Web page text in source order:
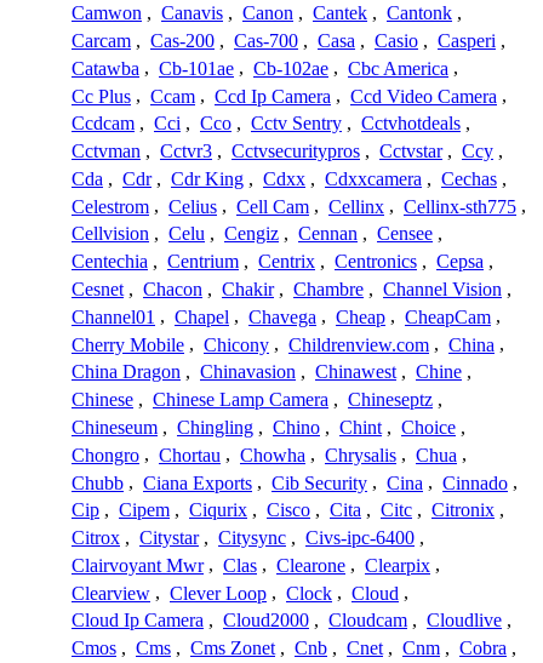
Camwon , Canavis , Canon , Cantek , Cantonk ,
Carcam , Cas-200 , Cas-700 , Casa , Casio , Casperi ,
Catawba , Cb-101ae , Cb-102ae , Cbc America ,
Cc Plus , Ccam , Ccd Ip Camera , Ccd Video Camera ,
Ccdcam , Cci , Cco , Cctv Sentry , Cctvhotdeals ,
Cctvman , Cctvr3 , Cctvsecuritypros , Cctvstar , Ccy ,
Cda , Cdr , Cdr King , Cdxx , Cdxxcamera , Cechas ,
Celestrom , Celius , Cell Cam , Cellinx , Cellinx-sth775 ,
Cellvision , Celu , Cengiz , Cennan , Censee ,
Centechia , Centrium , Centrix , Centronics , Cepsa ,
Cesnet , Chacon , Chakir , Chambre , Channel Vision ,
Channel01 , Chapel , Chavega , Cheap , CheapCam ,
Cherry Mobile , Chicony , Childrenview.com , China ,
China Dragon , Chinavasion , Chinawest , Chine ,
Chinese , Chinese Lamp Camera , Chineseptz ,
Chineseum , Chingling , Chino , Chint , Choice ,
Chongro , Chortau , Chowha , Chrysalis , Chua ,
Chubb , Ciana Exports , Cib Security , Cina , Cinnado ,
Cip , Cipem , Ciqurix , Cisco , Cita , Citc , Citronix ,
Citrox , Citystar , Citysync , Civs-ipc-6400 ,
Clairvoyant Mwr , Clas , Clearone , Clearpix ,
Clearview , Clever Loop , Clock , Cloud ,
Cloud Ip Camera , Cloud2000 , Cloudcam , Cloudlive ,
Cmos , Cms , Cms Zonet , Cnb , Cnet , Cnm , Cobra ,